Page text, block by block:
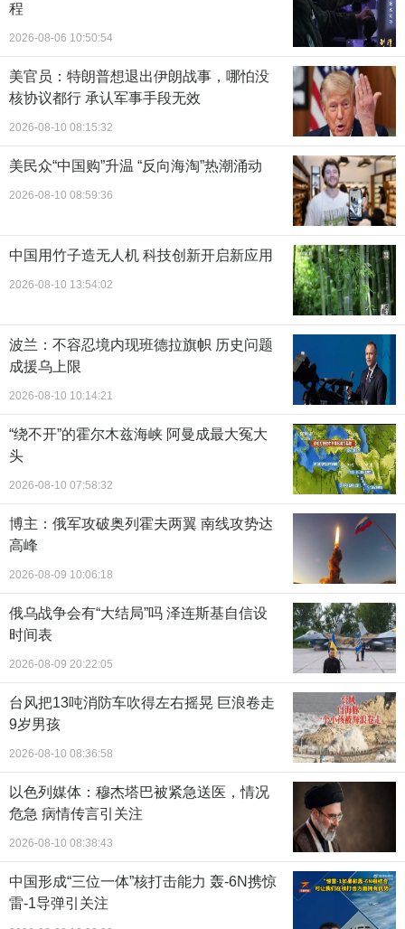
程
2026-08-06 10:50:54
美官员：特朗普想退出伊朗战事，哪怕没
核协议都行 承认军事手段无效
2026-08-10 08:15:32
美民众“中国购”升温 “反向海淘”热潮涌动
2026-08-10 08:59:36
中国用竹子造无人机 科技创新开启新应用
2026-08-10 13:54:02
波兰：不容忍境内现班德拉旗帜 历史问题
成援乌上限
2026-08-10 10:14:21
“绕不开”的霍尔木兹海峡 阿曼成最大冤大
头
2026-08-10 07:58:32
博主：俄军攻破奥列霍夫两翼 南线攻势达
高峰
2026-08-09 10:06:18
俄乌战争会有“大结局”吗 泽连斯基自信设
时间表
2026-08-09 20:22:05
台风把13吨消防车吹得左右摇晃 巨浪卷走
9岁男孩
2026-08-10 08:36:58
以色列媒体：穆杰塔巴被紧急送医，情况
危急 病情传言引关注
2026-08-10 08:38:43
中国形成“三位一体”核打击能力 轰-6N携惊
雷-1导弹引关注